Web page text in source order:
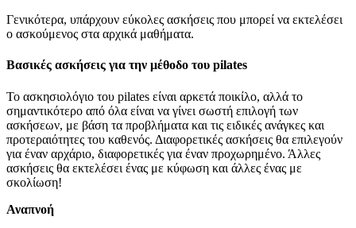
Γενικότερα, υπάρχουν εύκολες ασκήσεις που μπορεί να εκτελέσει
ο ασκούμενος στα αρχικά μαθήματα.
Βασικές ασκήσεις για την μέθοδο του pilates
Το ασκησιολόγιο του pilates είναι αρκετά ποικίλο, αλλά το
σημαντικότερο από όλα είναι να γίνει σωστή επιλογή των
ασκήσεων, με βάση τα προβλήματα και τις ειδικές ανάγκες και
προτεραιότητες του καθενός. Διαφορετικές ασκήσεις θα επιλεγούν
για έναν αρχάριο, διαφορετικές για έναν προχωρημένο. Άλλες
ασκήσεις θα εκτελέσει ένας με κύφωση και άλλες ένας με
σκολίωση!
Αναπνοή